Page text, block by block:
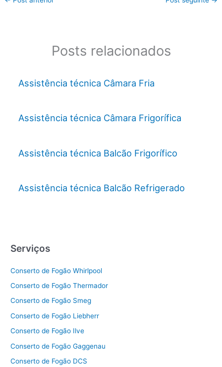
Posts relacionados
Assistência técnica Câmara Fria
Assistência técnica Câmara Frigorífica
Assistência técnica Balcão Frigorífico
Assistência técnica Balcão Refrigerado
Serviços
Conserto de Fogão Whirlpool
Conserto de Fogão Thermador
Conserto de Fogão Smeg
Conserto de Fogão Liebherr
Conserto de Fogão Ilve
Conserto de Fogão Gaggenau
Conserto de Fogão DCS